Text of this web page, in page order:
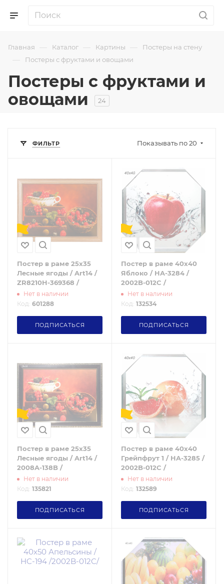
Главная — Каталог — Картины — Постеры на стену
— Постеры с фруктами и овощами
Постеры с фруктами и
овощами
24
ФИЛЬТР Показывать по 20
Постер в раме 25х35
Лесные ягоды / Art14 /
ZR8210H-369368 /
Нет в наличии
Код: 601288
ПОДПИСАТЬСЯ
Постер в раме 40x40
Яблоко / HA-3284 /
2002B-012C /
Нет в наличии
Код: 132534
ПОДПИСАТЬСЯ
Постер в раме 25х35
Лесные ягоды / Art14 /
2008A-138B /
Нет в наличии
Код: 135821
ПОДПИСАТЬСЯ
Постер в раме 40x40
Грейпфрут 1 / HA-3285 /
2002B-012C /
Нет в наличии
Код: 132589
ПОДПИСАТЬСЯ